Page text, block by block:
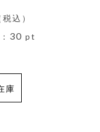
税込）
30 pt
庫